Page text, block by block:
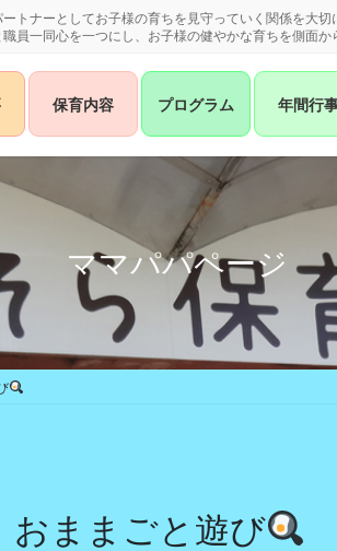
トナーとしてお子様の育ちを見守っていく関係を大
一同心を一つにし、お子様の健やかな育ちを側面か
保育内容 プログラム 年間行
ママパパページ
おままごと遊び